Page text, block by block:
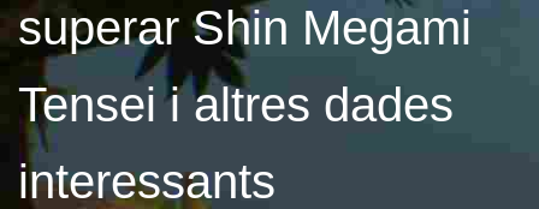
superar Shin Megami
Tensei i altres dades
interessants